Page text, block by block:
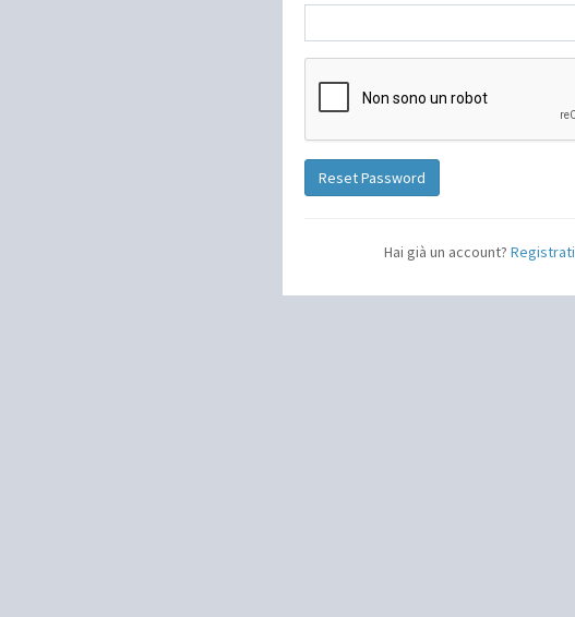
Reset Password
Hai già un account? Registrati